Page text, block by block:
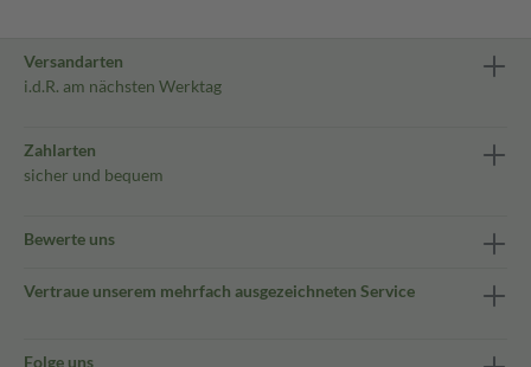
Versandarten
i.d.R. am nächsten Werktag
Zahlarten
sicher und bequem
Bewerte uns
Vertraue unserem mehrfach ausgezeichneten Service
Folge uns